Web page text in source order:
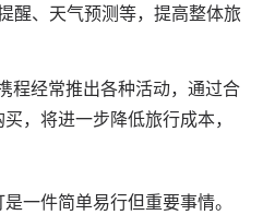
醒、天气预测等，提高整体旅
程经常推出各种活动，通过合
，将进一步降低旅行成本，
一件简单易行但重要事情。